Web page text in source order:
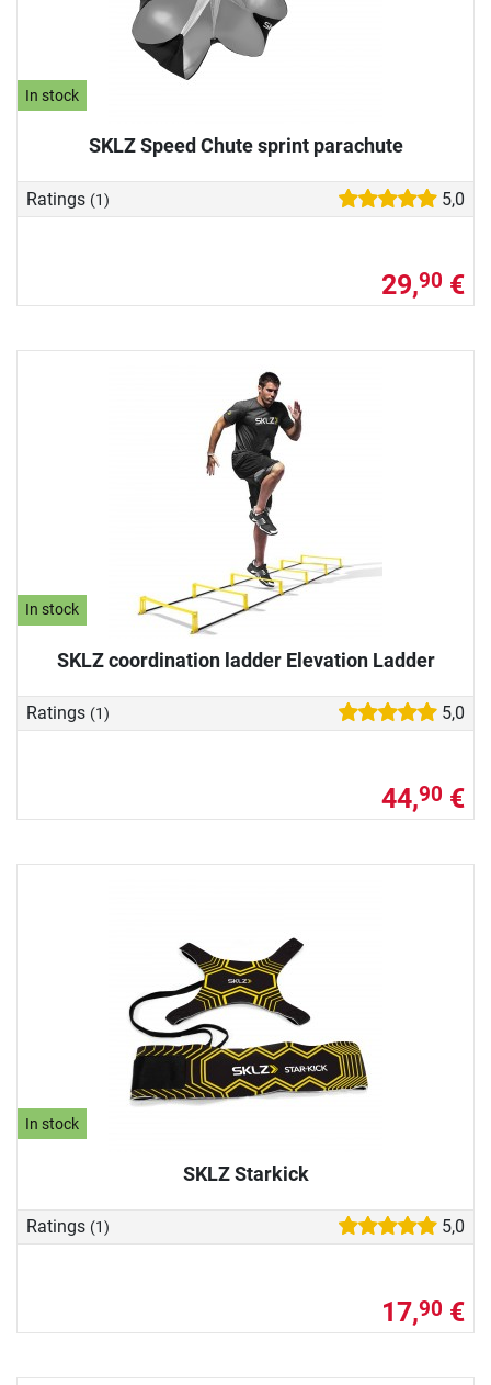
In stock
SKLZ Speed Chute sprint parachute
Ratings (1) 5,0
29,90 €
In stock
SKLZ coordination ladder Elevation Ladder
Ratings (1) 5,0
44,90 €
In stock
SKLZ Starkick
Ratings (1) 5,0
17,90 €